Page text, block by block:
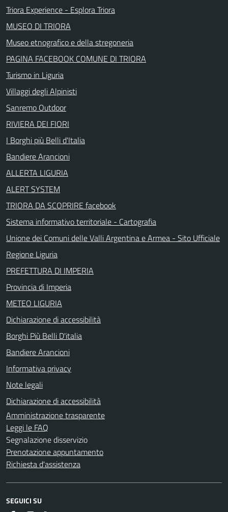
Triora Experience - Esplora Triora
MUSEO DI TRIORA
Museo etnografico e della stregoneria
PAGINA FACEBOOK COMUNE DI TRIORA
Turismo in Liguria
Villaggi degli Alpinisti
Sanremo Outdoor
RIVIERA DEI FIORI
I Borghi più Belli d'Italia
Bandiere Arancioni
ALLERTA LIGURIA
ALERT SYSTEM
TRIORA DA SCOPRIRE facebook
Sistema informativo territoriale - Cartografia
Unione dei Comuni delle Valli Argentina e Armea - Sito Ufficiale
Regione Liguria
PREFETTURA DI IMPERIA
Provincia di Imperia
METEO LIGURIA
Dichiarazione di accessibilità
Borghi Più Belli D'italia
Bandiere Arancioni
Informativa privacy
Note legali
Dichiarazione di accessibilità
Amministrazione trasparente
Leggi le FAQ
Segnalazione disservizio
Prenotazione appuntamento
Richiesta d'assistenza
SEGUICI SU